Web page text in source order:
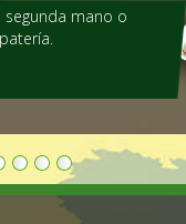
mano o